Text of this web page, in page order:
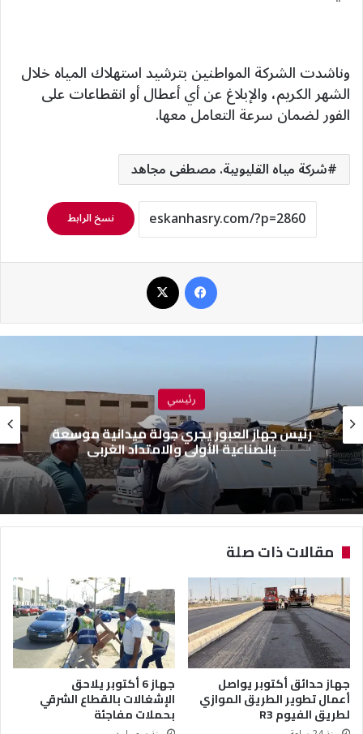
وناشدت الشركة المواطنين بترشيد استهلاك المياه خلال
الشهر الكريم، والإبلاغ عن أي أعطال أو انقطاعات على
الفور لضمان سرعة التعامل معها.
شركة مياه القليوبية. مصطفى مجاهد
نسخ الرابط
رئيسي
رئيس جهاز العبور يجري جولة ميدانية موسعة
بالصناعية الأولى والامتداد الغربي
مقالات ذات صلة
جهاز حدائق أكتوبر يواصل
أعمال تطوير الطريق الموازي
لطريق الفيوم R3
جهاز 6 أكتوبر يلاحق
الإشغالات بالقطاع الشرقي
بحملات مفاجئة